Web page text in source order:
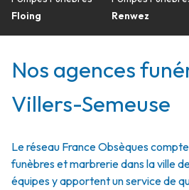
Floing
Renwez
Nos agences
Villers-Semeuse
Le réseau France Obsèques
funèbres et marbrerie dans la ville
équipes y apportent un service de